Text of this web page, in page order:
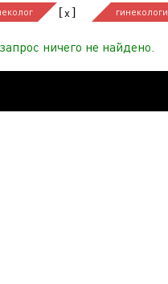
[x] гинекологи
ничего не найдено.